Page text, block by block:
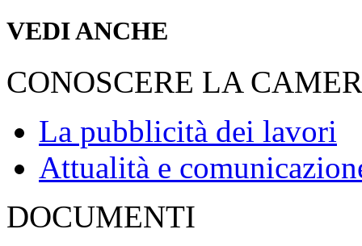
VEDI ANCHE
CONOSCERE LA
La pubblicità dei lavori
Attualità e
DOCUMENTI